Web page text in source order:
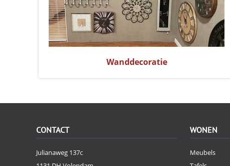
Wanddecoratie
CONTACT
Julianaweg 137c
WONEN
Meubels